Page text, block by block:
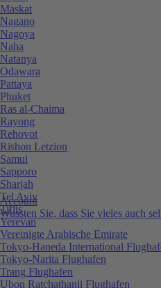
Account
Wussten Sie, dass Sie vieles auch
Maskat
Nagano
Nagoya
Naha
Natanya
Odawara
Pattaya
Phuket
Ras al-Chaima
Rayong
Rehovot
Rishon Letzion
Samui
Sapporo
Sharjah
Tel Aviv
Tiflis
Yerevan
Vereinigte Arabische Emirate
Tokyo-Haneda International
Tokyo-Narita Flughafen
Trang Flughafen
Ubon Ratchathanii Flughafen